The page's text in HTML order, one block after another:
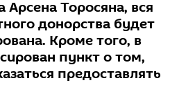
Торосяна, вся
донорства будет
Кроме того, в
пункт о том,
предоставлять